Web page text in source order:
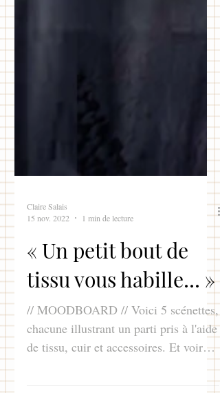
Claire Salais
15 nov. 2022
1 min de lecture
« Un petit bout de
tissu vous habille… »